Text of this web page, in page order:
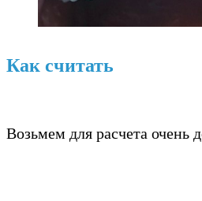
Как считать
Возьмем для расчета